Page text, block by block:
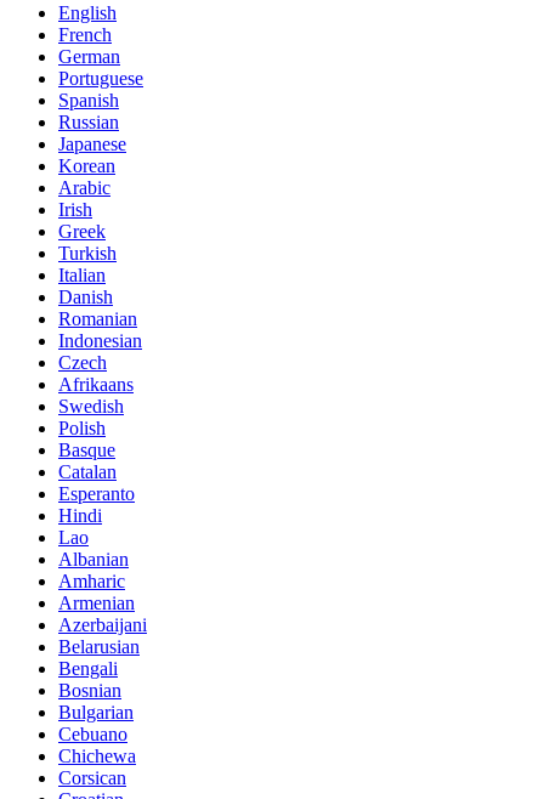
English
French
German
Portuguese
Spanish
Russian
Japanese
Korean
Arabic
Irish
Greek
Turkish
Italian
Danish
Romanian
Indonesian
Czech
Afrikaans
Swedish
Polish
Basque
Catalan
Esperanto
Hindi
Lao
Albanian
Amharic
Armenian
Azerbaijani
Belarusian
Bengali
Bosnian
Bulgarian
Cebuano
Chichewa
Corsican